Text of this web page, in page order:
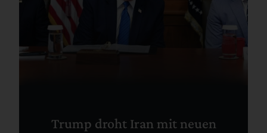
Trump droht Iran mit neuen